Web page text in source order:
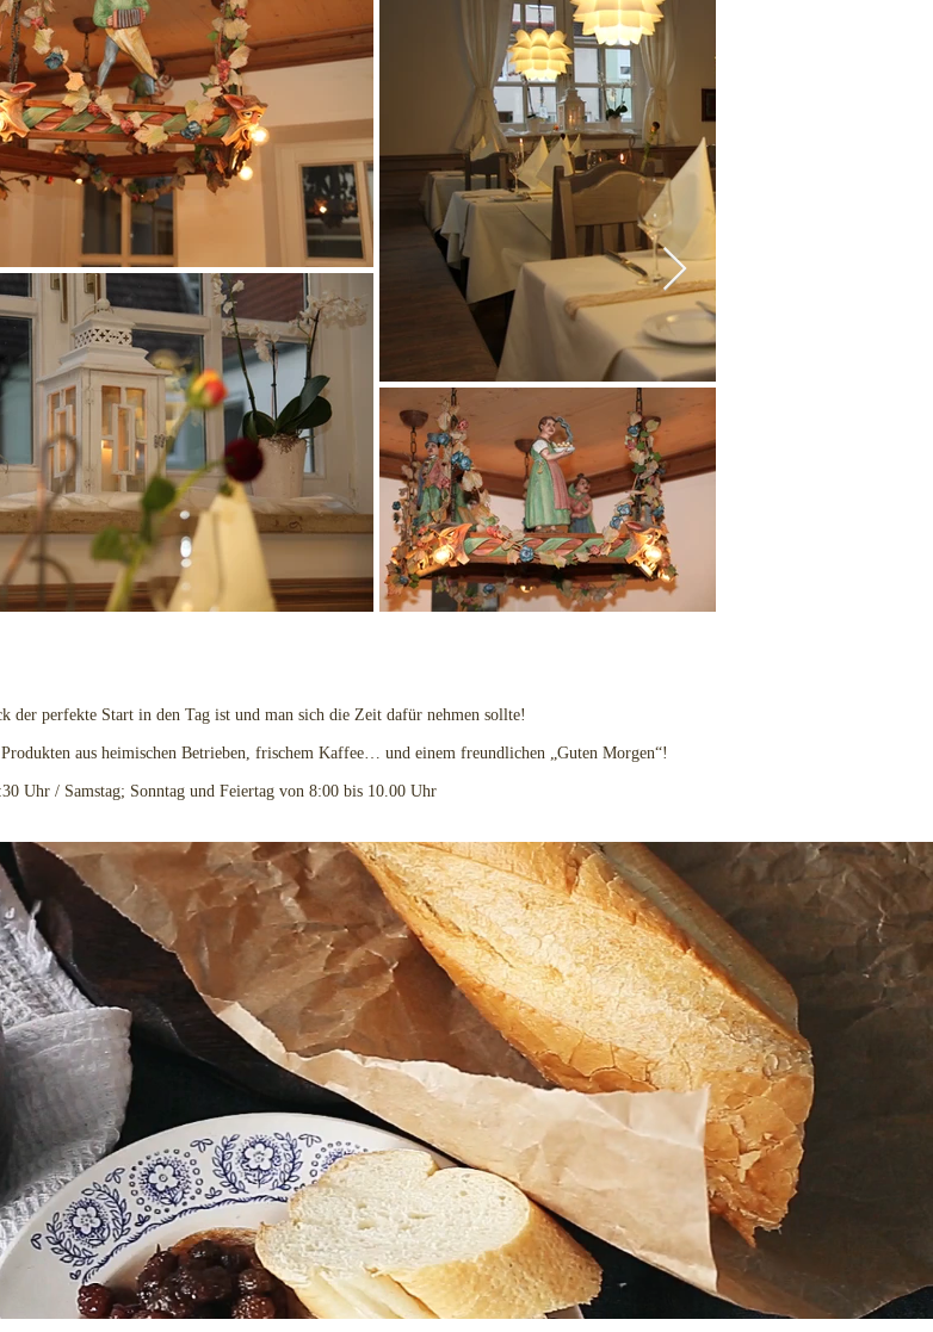
der perfekte Start in den Tag ist und man sich die Zeit dafür nehmen sollte!
aus heimischen Betrieben, frischem Kaffee… und einem freundlichen „Guten Morgen“!
Uhr / Samstag; Sonntag und Feiertag von 8:00 bis 10.00 Uhr